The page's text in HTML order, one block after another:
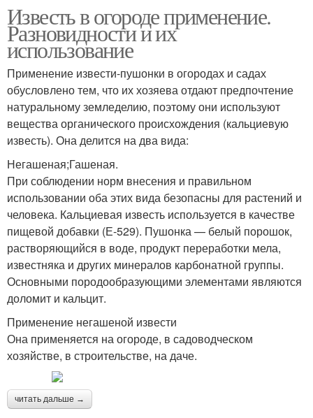
Известь в огороде применение.
Разновидности и их
использование
Применение извести-пушонки в огородах и садах
обусловлено тем, что их хозяева отдают предпочтение
натуральному земледелию, поэтому они используют
вещества органического происхождения (кальциевую
известь). Она делится на два вида:
Негашеная;Гашеная.
При соблюдении норм внесения и правильном
использовании оба этих вида безопасны для растений и
человека. Кальциевая известь используется в качестве
пищевой добавки (Е-529). Пушонка — белый порошок,
растворяющийся в воде, продукт переработки мела,
известняка и других минералов карбонатной группы.
Основными породообразующими элементами являются
доломит и кальцит.
Применение негашеной извести
Она применяется на огороде, в садоводческом
хозяйстве, в строительстве, на даче.
читать дальше →